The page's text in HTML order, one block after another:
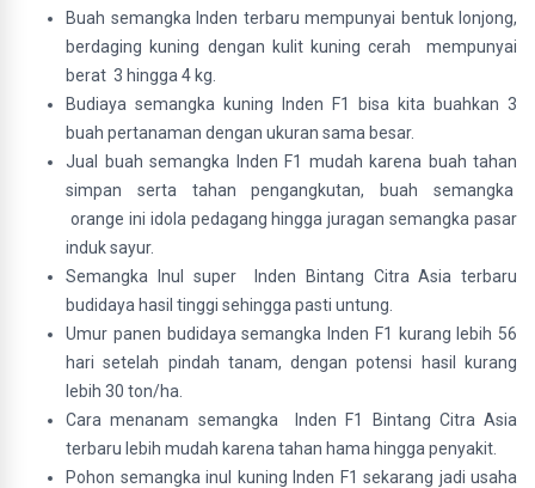
Buah semangka Inden terbaru mempunyai bentuk lonjong,
berdaging kuning dengan kulit kuning cerah mempunyai
berat 3 hingga 4 kg.
Budiaya semangka kuning Inden F1 bisa kita buahkan 3
buah pertanaman dengan ukuran sama besar.
Jual buah semangka Inden F1 mudah karena buah tahan
simpan serta tahan pengangkutan, buah semangka
orange ini idola pedagang hingga juragan semangka pasar
induk sayur.
Semangka Inul super Inden Bintang Citra Asia terbaru
budidaya hasil tinggi sehingga pasti untung.
Umur panen budidaya semangka Inden F1 kurang lebih 56
hari setelah pindah tanam, dengan potensi hasil kurang
lebih 30 ton/ha.
Cara menanam semangka Inden F1 Bintang Citra Asia
terbaru lebih mudah karena tahan hama hingga penyakit.
Pohon semangka inul kuning Inden F1 sekarang jadi usaha